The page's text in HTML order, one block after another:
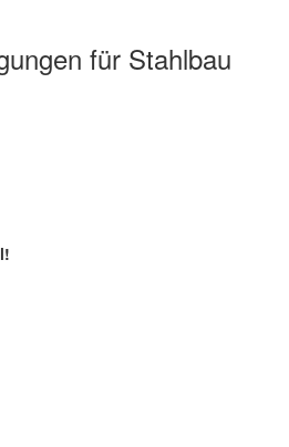
für Stahlbau